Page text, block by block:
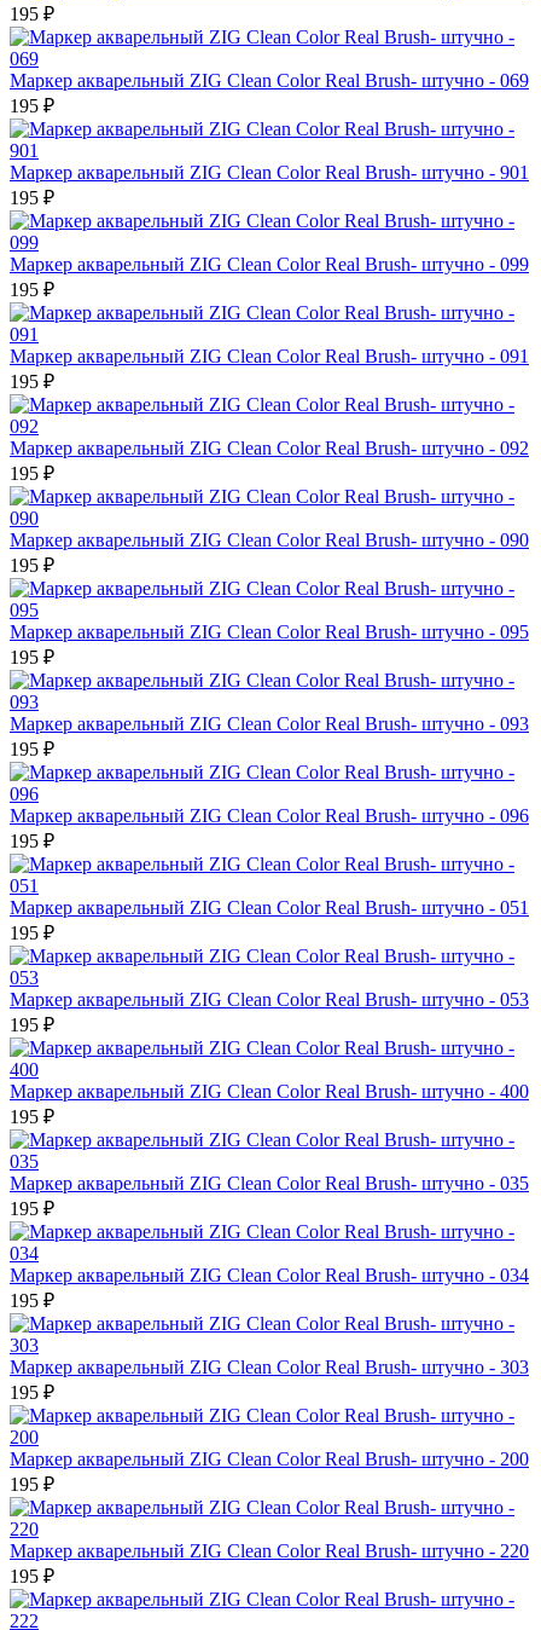
195 ₽
Маркер акварельный ZIG Clean Color Real Brush- штучно - 069
195 ₽
Маркер акварельный ZIG Clean Color Real Brush- штучно - 901
195 ₽
Маркер акварельный ZIG Clean Color Real Brush- штучно - 099
195 ₽
Маркер акварельный ZIG Clean Color Real Brush- штучно - 091
195 ₽
Маркер акварельный ZIG Clean Color Real Brush- штучно - 092
195 ₽
Маркер акварельный ZIG Clean Color Real Brush- штучно - 090
195 ₽
Маркер акварельный ZIG Clean Color Real Brush- штучно - 095
195 ₽
Маркер акварельный ZIG Clean Color Real Brush- штучно - 093
195 ₽
Маркер акварельный ZIG Clean Color Real Brush- штучно - 096
195 ₽
Маркер акварельный ZIG Clean Color Real Brush- штучно - 051
195 ₽
Маркер акварельный ZIG Clean Color Real Brush- штучно - 053
195 ₽
Маркер акварельный ZIG Clean Color Real Brush- штучно - 400
195 ₽
Маркер акварельный ZIG Clean Color Real Brush- штучно - 035
195 ₽
Маркер акварельный ZIG Clean Color Real Brush- штучно - 034
195 ₽
Маркер акварельный ZIG Clean Color Real Brush- штучно - 303
195 ₽
Маркер акварельный ZIG Clean Color Real Brush- штучно - 200
195 ₽
Маркер акварельный ZIG Clean Color Real Brush- штучно - 220
195 ₽